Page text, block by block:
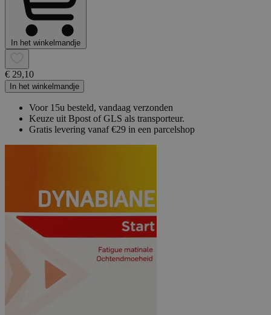
In het winkelmandje
€ 29,10
In het winkelmandje
Voor 15u besteld, vandaag verzonden
Keuze uit Bpost of GLS als transporteur.
Gratis levering vanaf €29 in een parcelshop